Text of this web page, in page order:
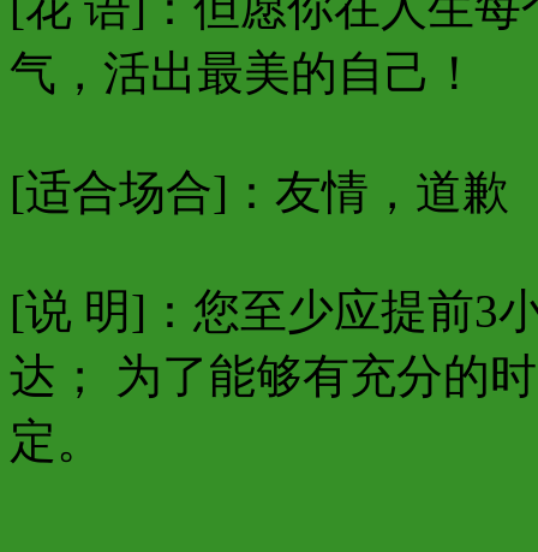
气，活出最美的自己！
[适合场合]：友情，道歉
[说 明]：您至少应提前3
达； 为了能够有充分的
定。